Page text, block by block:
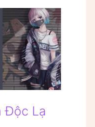
Độc Lạ